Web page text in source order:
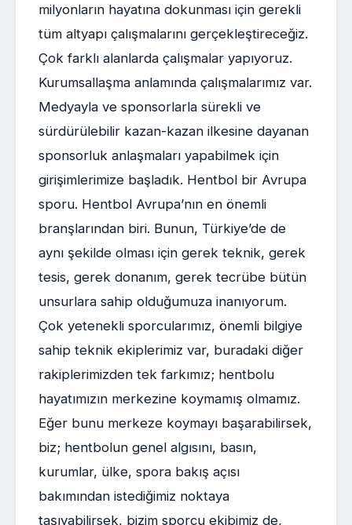
milyonların hayatına dokunması için gerekli
tüm altyapı çalışmalarını gerçekleştireceğiz.
Çok farklı alanlarda çalışmalar yapıyoruz.
Kurumsallaşma anlamında çalışmalarımız var.
Medyayla ve sponsorlarla sürekli ve
sürdürülebilir kazan-kazan ilkesine dayanan
sponsorluk anlaşmaları yapabilmek için
girişimlerimize başladık. Hentbol bir Avrupa
sporu. Hentbol Avrupa’nın en önemli
branşlarından biri. Bunun, Türkiye’de de
aynı şekilde olması için gerek teknik, gerek
tesis, gerek donanım, gerek tecrübe bütün
unsurlara sahip olduğumuza inanıyorum.
Çok yetenekli sporcularımız, önemli bilgiye
sahip teknik ekiplerimiz var, buradaki diğer
rakiplerimizden tek farkımız; hentbolu
hayatımızın merkezine koymamış olmamız.
Eğer bunu merkeze koymayı başarabilirsek,
biz; hentbolun genel algısını, basın,
kurumlar, ülke, spora bakış açısı
bakımından istediğimiz noktaya
taşıyabilirsek, bizim sporcu ekibimiz de,